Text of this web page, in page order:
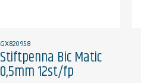
GX820958
Stiftpenna Bic Matic
0,5mm 12st/fp